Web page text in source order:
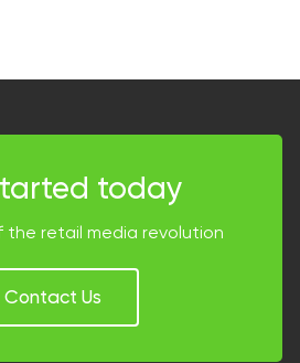
today
the retail media revolution
Contact Us